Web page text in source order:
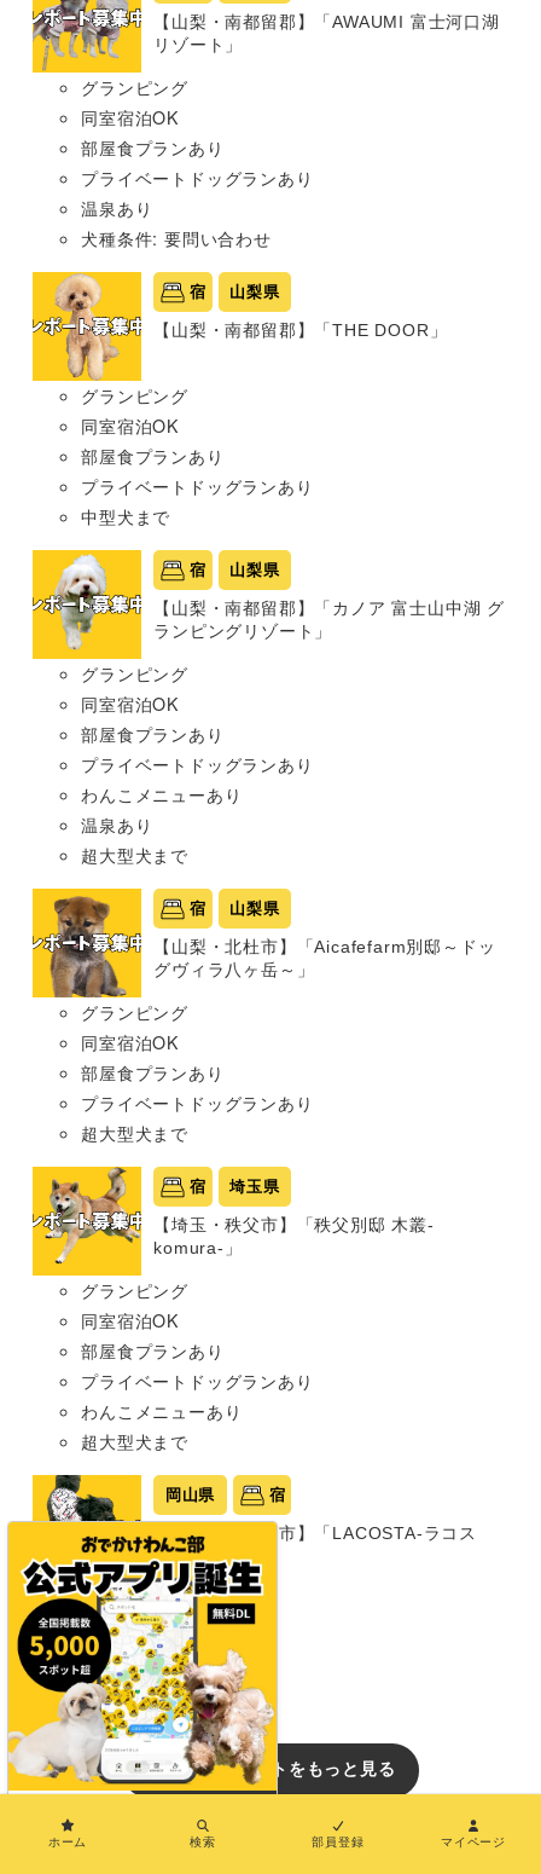
【山梨・南都留郡】「AWAUMI 富士河口湖
リゾート」
グランピング
同室宿泊OK
部屋食プランあり
プライベートドッグランあり
温泉あり
犬種条件: 要問い合わせ
宿 山梨県
【山梨・南都留郡】「THE DOOR」
グランピング
同室宿泊OK
部屋食プランあり
プライベートドッグランあり
中型犬まで
宿 山梨県
【山梨・南都留郡】「カノア 富士山中湖 グ
ランピングリゾート」
グランピング
同室宿泊OK
部屋食プランあり
プライベートドッグランあり
わんこメニューあり
温泉あり
超大型犬まで
宿 山梨県
【山梨・北杜市】「Aicafefarm別邸～ドッ
グヴィラ八ヶ岳～」
グランピング
同室宿泊OK
部屋食プランあり
プライベートドッグランあり
超大型犬まで
宿 埼玉県
【埼玉・秩父市】「秩父別邸 木叢-
komura-」
グランピング
同室宿泊OK
部屋食プランあり
プライベートドッグランあり
わんこメニューあり
超大型犬まで
岡山県 宿
【岡山・瀬戸内市】「LACOSTA-ラコス
タ-」
グランピング
同室宿泊OK
部屋食プランあり
中型犬まで
おでかけレポートをもっと見る
ホーム 検索 部員登録 マイページ